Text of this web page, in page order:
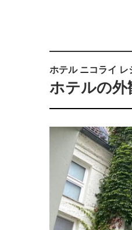
ホテル ニコライ レ
ホテルの外